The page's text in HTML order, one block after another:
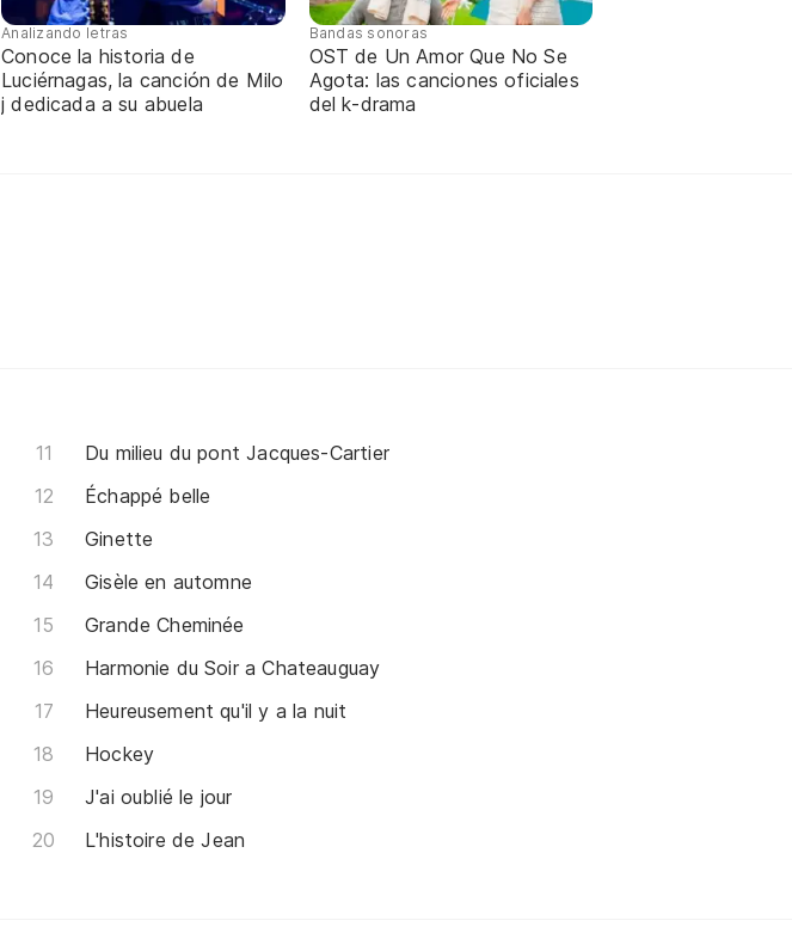
Analizando letras
Conoce la historia de
Luciérnagas, la canción de Milo
j dedicada a su abuela
Bandas sonoras
OST de Un Amor Que No Se
Agota: las canciones oficiales
del k-drama
Du milieu du pont Jacques-Cartier
Échappé belle
Ginette
Gisèle en automne
Grande Cheminée
Harmonie du Soir a Chateauguay
Heureusement qu'il y a la nuit
Hockey
J'ai oublié le jour
L'histoire de Jean